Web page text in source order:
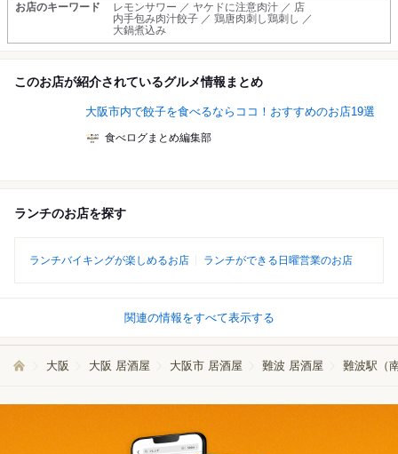
お店のキーワード
レモンサワー ／ ヤケドに注意肉汁 ／ 店
内手包み肉汁餃子 ／ 鶏唐肉刺し鶏刺し ／
大鍋煮込み
このお店が紹介されているグルメ情報まとめ
大阪市内で餃子を食べるならココ！おすすめのお店19選
食べログまとめ編集部
ランチのお店を探す
ランチバイキングが楽しめるお店 ランチができる日曜営業のお店
関連の情報をすべて表示する
大阪 大阪 居酒屋 大阪市 居酒屋 難波 居酒屋 難波駅（